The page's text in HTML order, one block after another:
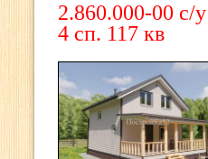
2.860.000-00 с/у
4 сп. 117 кв